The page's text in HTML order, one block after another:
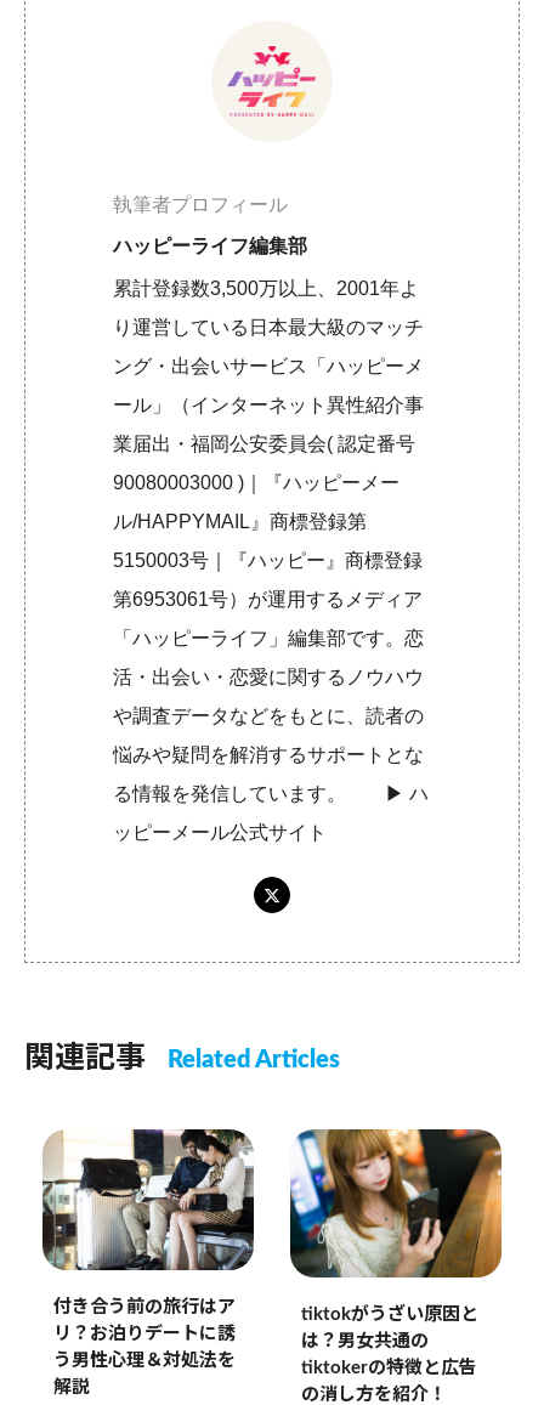
執筆者プロフィール
ハッピーライフ編集部
累計登録数3,500万以上、2001年よ
り運営している日本最大級のマッチ
ング・出会いサービス「ハッピーメ
ール」（インターネット異性紹介事
業届出・福岡公安委員会( 認定番号
90080003000 )｜『ハッピーメー
ル/HAPPYMAIL』商標登録第
5150003号｜『ハッピー』商標登録
第6953061号）が運用するメディア
「ハッピーライフ」編集部です。恋
活・出会い・恋愛に関するノウハウ
や調査データなどをもとに、読者の
悩みや疑問を解消するサポートとな
る情報を発信しています。 ▶︎ハ
ッピーメール公式サイト
関連記事 Related Articles
付き合う前の旅行はア
リ？お泊りデートに誘
う男性心理＆対処法を
解説
tiktokがうざい原因と
は？男女共通の
tiktokerの特徴と広告
の消し方を紹介！